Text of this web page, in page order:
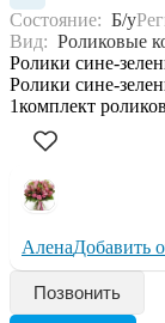
Состояние: Б/у
Вид: Роликовые
Ролики сине-
Ролики сине-
1комплект
АленаДобавить
Позвонить